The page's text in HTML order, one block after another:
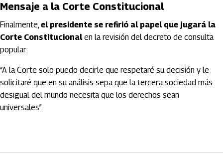
Mensaje a la Corte Constitucional
Finalmente, el presidente se refirió al papel que jugará la
Corte Constitucionalen la revisión del decreto de consulta
popular:
“A la Corte solo puedo decirle que respetaré su decisión y le
solicitaré que en su análisis sepa que la tercera sociedad más
desigual del mundo necesita que los derechos sean
universales”.